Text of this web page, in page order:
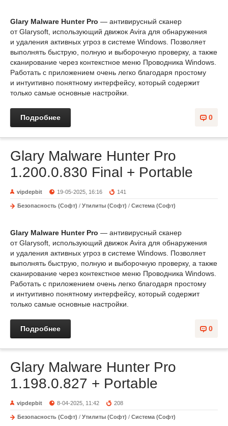
Glary Malware Hunter Pro — антивирусный сканер
от Glarysoft, использующий движок Avira для обнаружения
и удаления активных угроз в системе Windows. Позволяет
выполнять быструю, полную и выборочную проверку, а также
сканирование через контекстное меню Проводника Windows.
Работать с приложением очень легко благодаря простому
и интуитивно понятному интерфейсу, который содержит
только самые основные настройки.
0
Подробнее
Glary Malware Hunter Pro
1.200.0.830 Final + Portable
vipdepbit 19-05-2025, 16:16 141
Безопасность (Софт) / Утилиты (Софт) / Система (Софт)
Glary Malware Hunter Pro — антивирусный сканер
от Glarysoft, использующий движок Avira для обнаружения
и удаления активных угроз в системе Windows. Позволяет
выполнять быструю, полную и выборочную проверку, а также
сканирование через контекстное меню Проводника Windows.
Работать с приложением очень легко благодаря простому
и интуитивно понятному интерфейсу, который содержит
только самые основные настройки.
0
Подробнее
Glary Malware Hunter Pro
1.198.0.827 + Portable
vipdepbit 8-04-2025, 11:42 208
Безопасность (Софт) / Утилиты (Софт) / Система (Софт)